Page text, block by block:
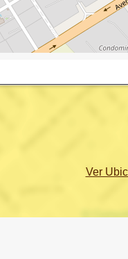
Ver